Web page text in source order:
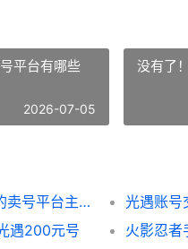
平台有哪些
2026-07-05
没有了！
明日方舟账号出售指导：安全靠谱的卖号平台主推 明日方舟账号
遇200元号